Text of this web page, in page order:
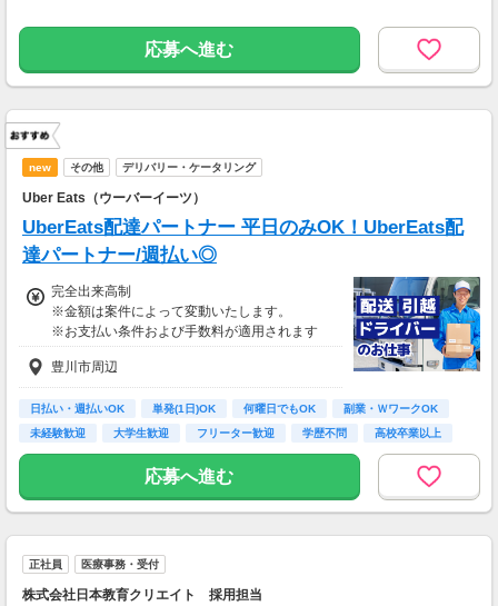
応募へ進む
new その他 デリバリー・ケータリング
Uber Eats（ウーバーイーツ）
UberEats配達パートナー 平日のみOK！UberEats配
達パートナー/週払い◎
完全出来高制
※金額は案件によって変動いたします。
※お支払い条件および手数料が適用されます
豊川市周辺
日払い・週払いOK 単発(1日)OK 何曜日でもOK
副業・ＷワークOK
未経験歓迎
大学生歓迎 フリーター歓迎 学歴不問 高校卒業以上
応募へ進む
正社員 医療事務・受付
株式会社日本教育クリエイト 採用担当